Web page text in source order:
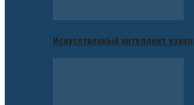
Искусственный интеллект